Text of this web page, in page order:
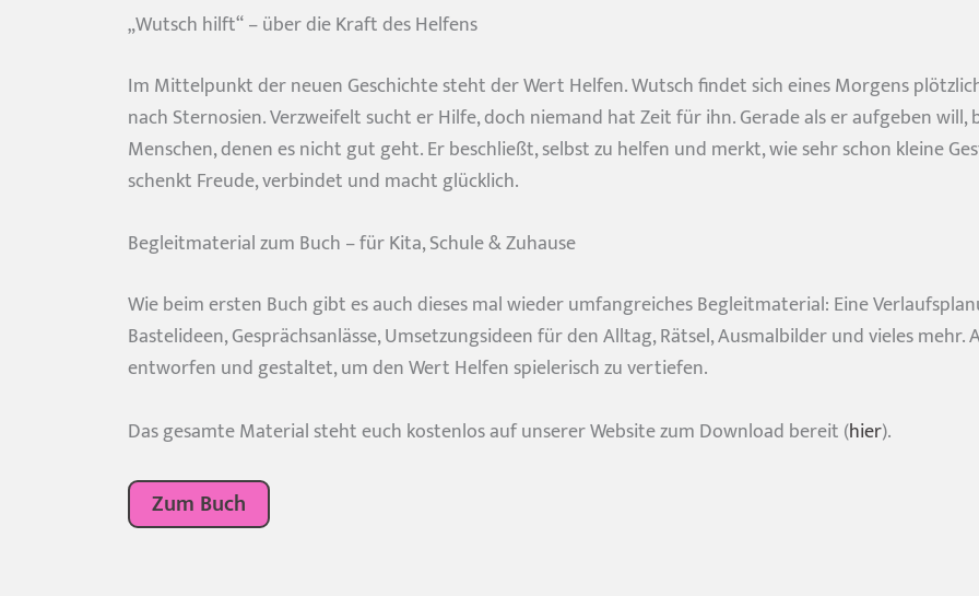
„Wutsch hilft“ – über die Kraft des Helfens
Im Mittelpunkt der neuen Geschichte steht der Wert Helfen. Wutsch findet sich eines Morgens
nach Sternosien. Verzweifelt sucht er Hilfe, doch niemand hat Zeit für ihn. Gerade als er aufgeben
Menschen, denen es nicht gut geht. Er beschließt, selbst zu helfen und merkt, wie sehr schon kleine
schenkt Freude, verbindet und macht glücklich.
Begleitmaterial zum Buch – für Kita, Schule & Zuhause
Wie beim ersten Buch gibt es auch dieses mal wieder umfangreiches Begleitmaterial: Eine
Bastelideen, Gesprächsanlässe, Umsetzungsideen für den Alltag, Rätsel, Ausmalbilder und vieles
entworfen und gestaltet, um den Wert Helfen spielerisch zu vertiefen.
Das gesamte Material steht euch kostenlos auf unserer Website zum Download bereit (hier).
Zum Buch